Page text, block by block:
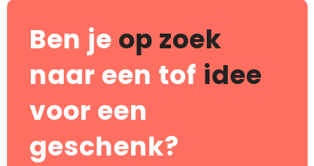
Ben je op zoek
naar een tof idee
voor een
geschenk?